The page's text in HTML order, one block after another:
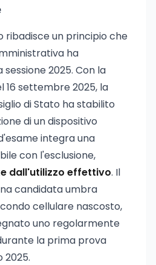
ribadisce un principio che
ha
2025. Con la
16 settembre 2025, la
di Stato ha stabilito
di un dispositivo
integra una
con l'esclusione,
dall'utilizzo effettivo. Il
candidata umbra
cellulare nascosto,
uno regolarmente
la prima prova
2025.